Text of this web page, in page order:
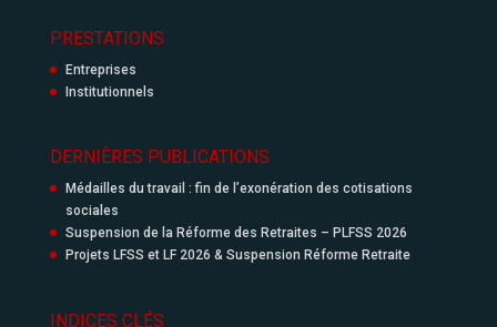
PRESTATIONS
Entreprises
Institutionnels
DERNIÈRES PUBLICATIONS
Médailles du travail : fin de l’exonération des cotisations
sociales
Suspension de la Réforme des Retraites – PLFSS 2026
Projets LFSS et LF 2026 & Suspension Réforme Retraite
INDICES CLÉS